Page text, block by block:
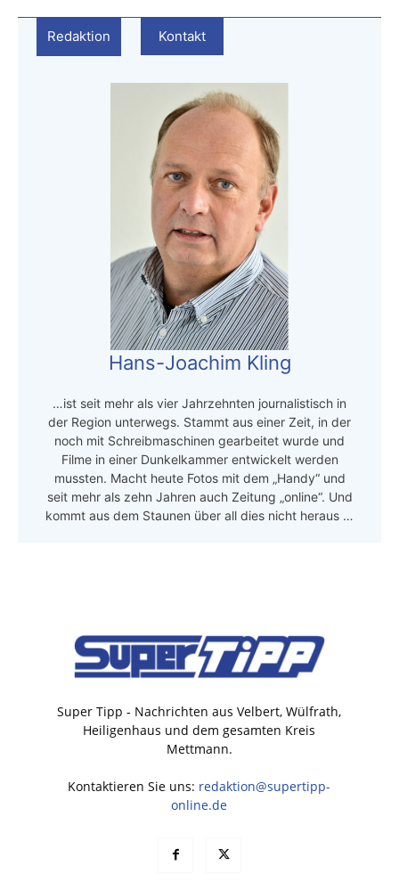
Redaktion Kontakt
Hans-Joachim Kling
…ist seit mehr als vier Jahrzehnten journalistisch in
der Region unterwegs. Stammt aus einer Zeit, in der
noch mit Schreibmaschinen gearbeitet wurde und
Filme in einer Dunkelkammer entwickelt werden
mussten. Macht heute Fotos mit dem „Handy“ und
seit mehr als zehn Jahren auch Zeitung „online“. Und
kommt aus dem Staunen über all dies nicht heraus …
Super Tipp - Nachrichten aus Velbert, Wülfrath,
Heiligenhaus und dem gesamten Kreis
Mettmann.
Kontaktieren Sie uns: redaktion@supertipp-
online.de